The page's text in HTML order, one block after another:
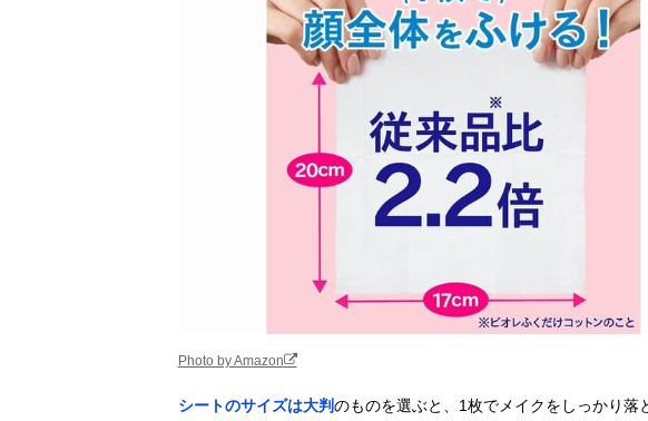
Photo by Amazon
シートのサイズは大判のものを選ぶと、1枚でメイクをしっかり落